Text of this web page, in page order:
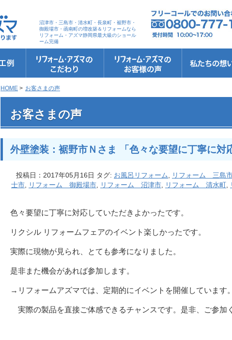
沼津市・三島市・清水町・長泉町・裾野市・
御殿場市・函南町の増改築＆リフォームなら
リフォーム・アズマ静岡県最大級のショール
ーム完備
リフォーム・アズマのこだわり
お客さまへの5つのお約束
リフォームの流れ
リフォームQ&A
安心保証
リフォームローン相談
HOME > お客さまの声
> 外壁塗装：裾野市Ｎさま 「色々な要望に丁寧に対応して頂き助かりました」
お客さまの声
外壁塗装：裾野市Ｎさま 「色々な要望に丁寧に対
投稿日：2017年05月16日 タグ: お風呂リフォーム リフォーム 三島
士市
リフォーム 御殿場市 リフォーム 沼津市 リフォーム 清水町
色々要望に丁寧に対応していただきよかったです。
リクシル リフォームフェアのイベント楽しかったです。
実際に現物が見られ、とても参考になりました。
是非また機会があれば参加します。
→リフォームアズマでは、定期的にイベントを開催しています。
実際の製品を直接ご体感できるチャンスです。是非、ご参加